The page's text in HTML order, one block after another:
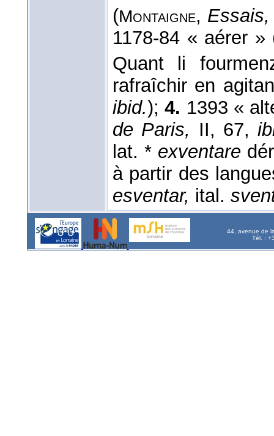
(Montaigne, Essais,
1178-84 « aérer »
Quant li
rafraîchir en
ibid.);4. 1393 «
de Paris, II, 67,
lat. * exventare
à partir des
esventar, ital.
44, avenue de
Tél. :